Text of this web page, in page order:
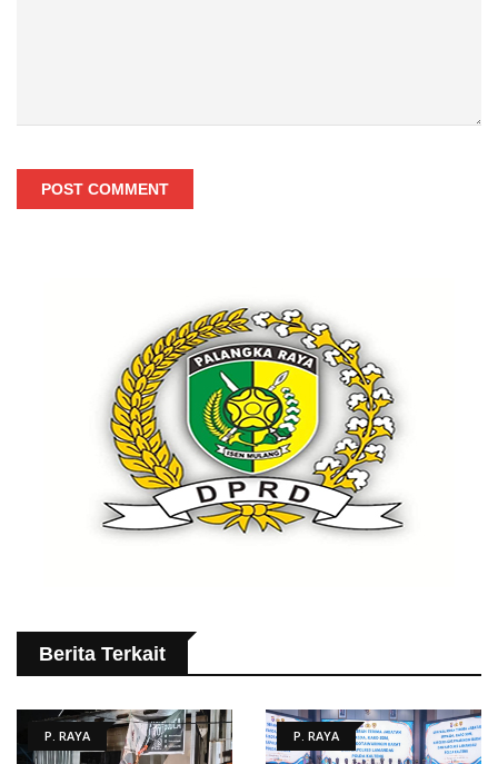
POST COMMENT
Berita Terkait
P. RAYA P. RAYA